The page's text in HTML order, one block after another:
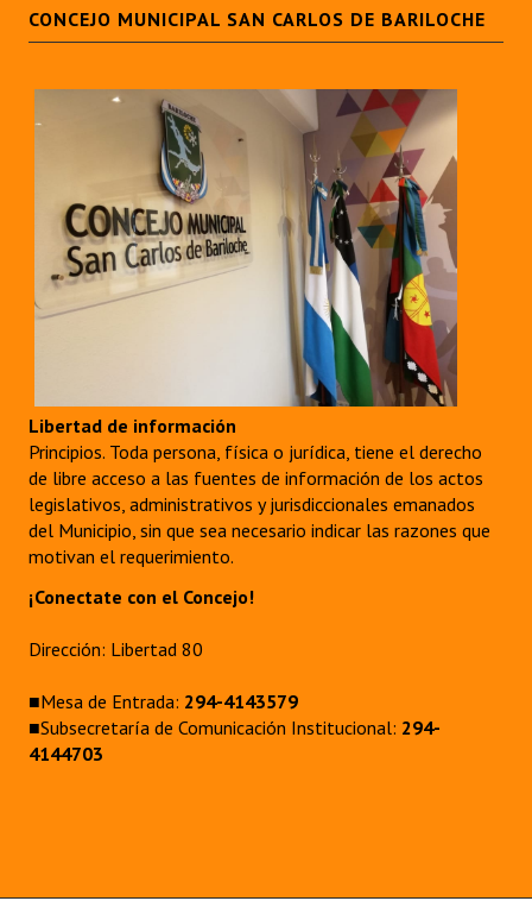
CONCEJO MUNICIPAL SAN CARLOS DE BARILOCHE
Libertad de información
Principios. Toda persona, física o jurídica, tiene el derecho
de libre acceso a las fuentes de información de los actos
legislativos, administrativos y jurisdiccionales emanados
del Municipio, sin que sea necesario indicar las razones que
motivan el requerimiento.
¡Conectate con el Concejo!
Dirección: Libertad 80
■Mesa de Entrada: 294-4143579
■Subsecretaría de Comunicación Institucional: 294-
4144703